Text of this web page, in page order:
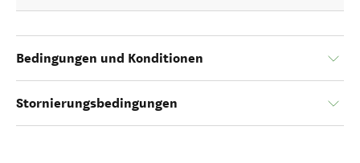
Bedingungen und Konditionen
Stornierungsbedingungen